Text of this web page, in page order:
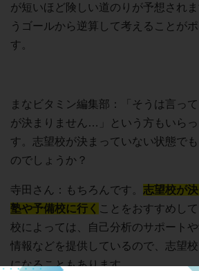
が短いほど険しい道のりが予想され
うゴールから逆算して考えることが
す。
まなビタミン編集部：「そうは言っ
が決まりません…」という方もいらっ
す。志望校が決まっていない状態で
のでしょうか？
寺田さん：もちろんです。 志望校が
塾や予備校に行く ことをおすすめし
校によっては、自己分析のサポート
情報などを提供しているので、志望
になることもあります。